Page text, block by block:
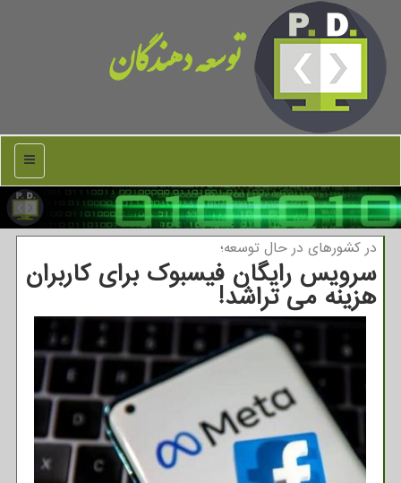
توسعه دهندگان
منو
در كشورهای در حال توسعه؛
سرویس رایگان فیسبوک برای کاربران
هزینه می تراشد!